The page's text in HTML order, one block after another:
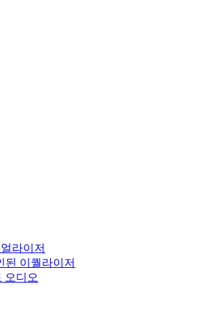
라이저
된 이퀄라이저
오디오